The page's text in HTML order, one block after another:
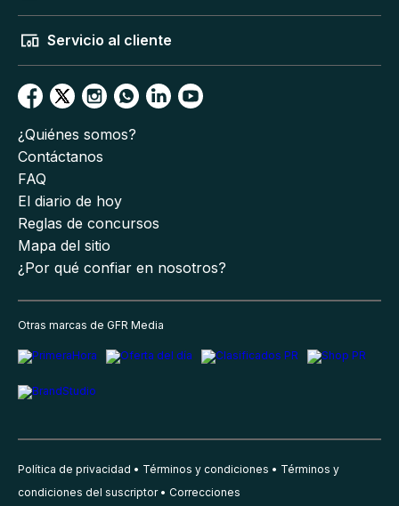
Servicio al cliente
¿Quiénes somos?
Contáctanos
FAQ
El diario de hoy
Reglas de concursos
Mapa del sitio
¿Por qué confiar en nosotros?
Otras marcas de GFR Media
Política de privacidad Términos y condiciones
Términos y
condiciones del suscriptor
Correcciones